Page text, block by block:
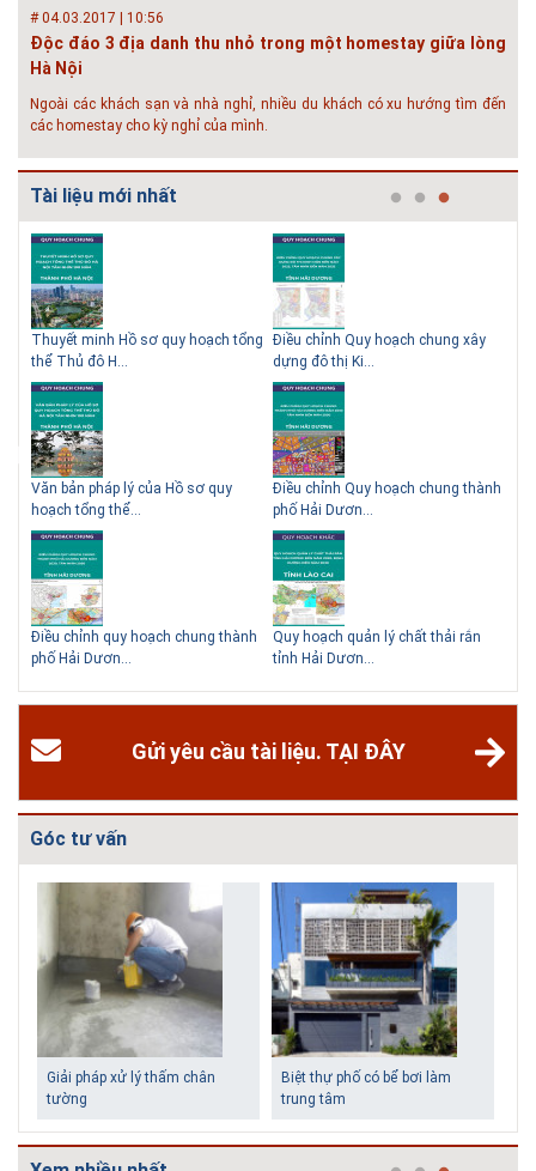
# 04.03.2017 | 10:56
Độc đáo 3 địa danh thu nhỏ trong một homestay giữa lòng
Hà Nội
Ngoài các khách sạn và nhà nghỉ, nhiều du khách có xu hướng tìm đến
các homestay cho kỳ nghỉ của mình.
# 05.04.2025 | 17:16
Tuyển sinh 2025, Khoa kỹ thuật hạ tầng và môi trường đô thị
- Đại học Kiến trúc...
Thông tin tuyển sinh đại học 2025 Khoa kỹ thuật hạ tầng và môi trường
đô thị - Đại học Kiến trúc Hà Nội Tuyển sinh đại học với 280 chỉ tiêu, thời
gian đào tạo 4,5 năm
Tài liệu mới nhất
Thuyết minh Hồ sơ quy hoạch tổng
thể Thủ đô H...
Văn bản pháp lý của Hồ sơ quy
hoạch tổng thể...
Điều chỉnh quy hoạch chung thành
phố Hải Dươn...
Điều chỉnh Quy hoạch chung xây
dựng đô thị Ki...
Điều chỉnh Quy hoạch chung thành
phố Hải Dươn...
Quy hoạch quản lý chất thải rắn
tỉnh Hải Dươn...
Gửi yêu cầu tài liệu. TẠI ĐÂY
Góc tư vấn
Giải pháp xử lý thấm chân
tường
Biệt thự phố có bể bơi làm
trung tâm